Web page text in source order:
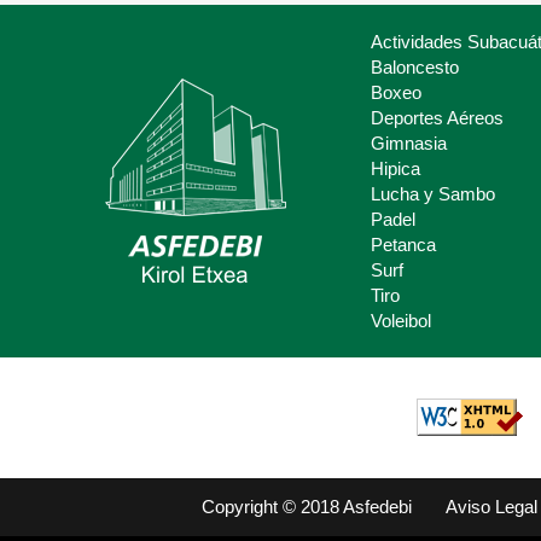
Deporte Escolar
Claves del deporte Escolar para
padres y madres.
Actividades
Baloncesto
Boxeo
Deportes Aéreos
Gimnasia
Hipica
Lucha y Sambo
Padel
Petanca
Surf
Tiro
Voleibol
Copyright © 2018 Asfedebi Aviso Legal